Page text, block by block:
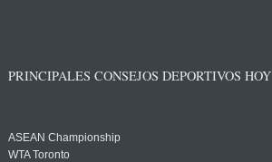
PRINCIPALES CONSEJOS DEPORTIVOS HOY
ASEAN Championship
WTA Toronto